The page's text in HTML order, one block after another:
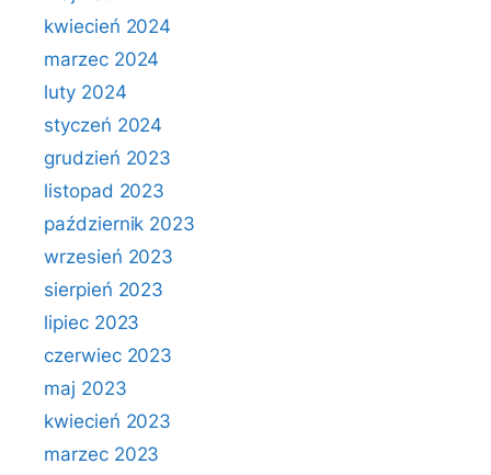
kwiecień 2024
marzec 2024
luty 2024
styczeń 2024
grudzień 2023
listopad 2023
październik 2023
wrzesień 2023
sierpień 2023
lipiec 2023
czerwiec 2023
maj 2023
kwiecień 2023
marzec 2023